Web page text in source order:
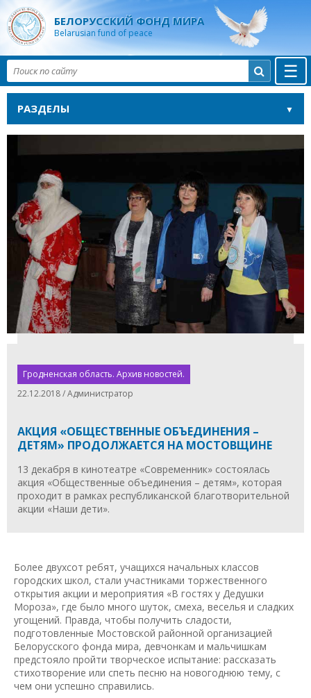
БЕЛОРУССКИЙ ФОНД МИРА
Belarusian fund of peace
☰

РАЗДЕЛЫ
Гродненская область. Архив новостей.
22.12.2018 / Администратор
АКЦИЯ «ОБЩЕСТВЕННЫЕ ОБЪЕДИНЕНИЯ –
ДЕТЯМ» ПРОДОЛЖАЕТСЯ НА МОСТОВЩИНЕ
13 декабря в кинотеатре «Современник» состоялась
акция «Общественные объединения – детям», которая
проходит в рамках республиканской благотворительной
акции «Наши дети».
Более двухсот ребят, учащихся начальных классов
городских школ, стали участниками торжественного
открытия акции и мероприятия «В гостях у Дедушки
Мороза», где было много шуток, смеха, веселья и сладких
угощений. Правда, чтобы получить сладости,
подготовленные Мостовской районной организацией
Белорусского фонда мира, девчонкам и мальчишкам
предстояло пройти творческое испытание: рассказать
стихотворение или спеть песню на новогоднюю тему, с
чем они успешно справились.